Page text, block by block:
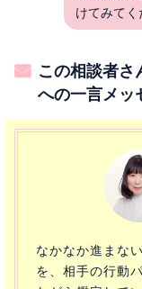
けてみてく
この相談者さ
への一言メッ
なかなか進まな
を、相手の行動